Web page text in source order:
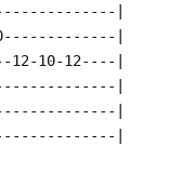
|
|
10-12----|
|
|
|